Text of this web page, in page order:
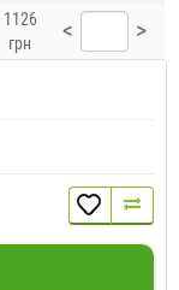
1126
грн
< >